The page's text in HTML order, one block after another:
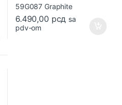
6.490,00 рсд sa
pdv-om